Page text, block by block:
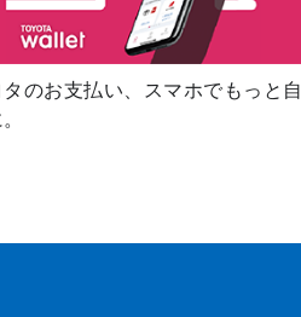
タのお支払い、スマホでもっと自